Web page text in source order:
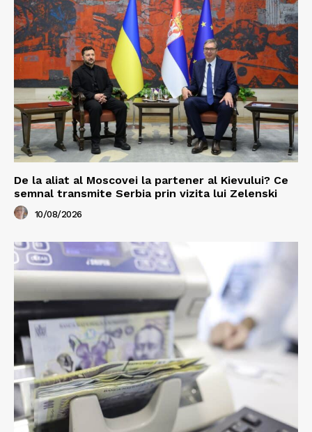
De la aliat al Moscovei la partener al Kievului? Ce
semnal transmite Serbia prin vizita lui Zelenski
10/08/2026